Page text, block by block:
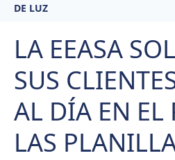
DE LUZ
LA EEASA
SUS
AL DÍA EN EL
LAS